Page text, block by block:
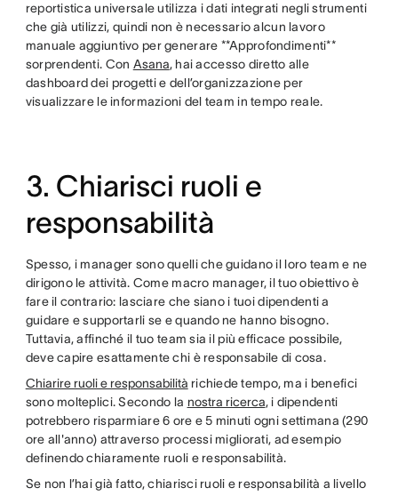
reportistica universale utilizza i dati integrati negli strumenti
che già utilizzi, quindi non è necessario alcun lavoro
manuale aggiuntivo per generare **Approfondimenti**
sorprendenti. Con Asana, hai accesso diretto alle
dashboard dei progetti e dell’organizzazione per
visualizzare le informazioni del team in tempo reale.
3. Chiarisci ruoli e
responsabilità
Spesso, i manager sono quelli che guidano il loro team e ne
dirigono le attività. Come macro manager, il tuo obiettivo è
fare il contrario: lasciare che siano i tuoi dipendenti a
guidare e supportarli se e quando ne hanno bisogno.
Tuttavia, affinché il tuo team sia il più efficace possibile,
deve capire esattamente chi è responsabile di cosa.
Chiarire ruoli e responsabilità richiede tempo, ma i benefici
sono molteplici. Secondo la nostra ricerca, i dipendenti
potrebbero risparmiare 6 ore e 5 minuti ogni settimana (290
ore all'anno) attraverso processi migliorati, ad esempio
definendo chiaramente ruoli e responsabilità.
Se non l’hai già fatto, chiarisci ruoli e responsabilità a livello